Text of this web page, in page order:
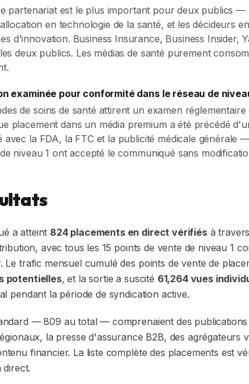
partenariat est le plus important pour deux publics —
en technologie de la santé, et les décideurs
d'innovation. Business Insurance, Business Insider,
deux publics. Les médias de santé purement
examinée pour conformité dans le réseau de
de soins de santé attirent un examen
placement dans un média premium a été précédé
avec la FDA, la FTC et la publicité médicale générale
niveau 1 ont accepté le communiqué sans
a atteint 824 placements en direct vérifiésà travers
avec tous les 15 points de vente de niveau 1
Le trafic mensuel cumulé des points de vente de
potentielles, et la sortie a suscité 61,264 vues
pendant la période de syndication active.
— 809 au total — comprenaient des publications
la presse d'assurance B2B, des agrégateurs
financier. La liste complète des placements est
direct.